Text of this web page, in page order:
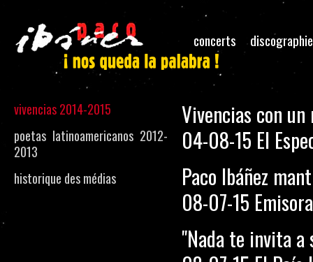
concerts discographie
Vivencias con
04-08-15 El
Paco Ibáñez
08-07-15
"Nada te invita
vivencias 2014-2015
poetas latinoamericanos 2012-
2013
historique des médias